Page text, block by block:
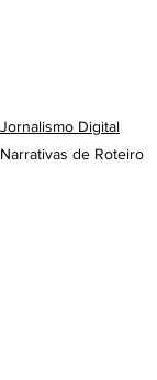
Jornalismo Digital
Narrativas de Roteiro